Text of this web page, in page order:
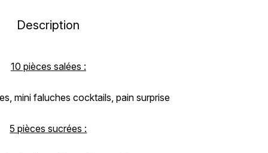
Description
10 pièces salées :
mini faluches cocktails, pain surprise
5 pièces sucrées :